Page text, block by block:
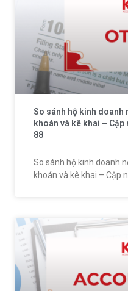
So sánh hộ kinh doanh
khoán và kê khai –
88
So sánh hộ kinh doanh
khoán và kê khai – Cập